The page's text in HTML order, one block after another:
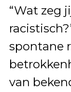
“Wat zeg
spontane
van